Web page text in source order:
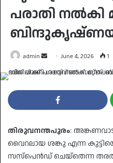
പരാതി നൽകി
admin
Send June 4, 2026 1
തിരുവനന്തപുരം:
വൈറലായ ശങ്കു എന്ന
സസ്പെൻഡ് ചെയ്തെന്ന